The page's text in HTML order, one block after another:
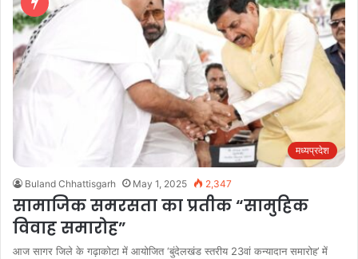
मध्यप्रदेश
Buland Chhattisgarh May 1, 2025 2,347
सामाजिक समरसता का प्रतीक “सामुहिक
विवाह समारोह”
आज सागर जिले के गढ़ाकोटा में आयोजित ‘बुंदेलखंड स्तरीय 23वां कन्यादान समारोह’ में